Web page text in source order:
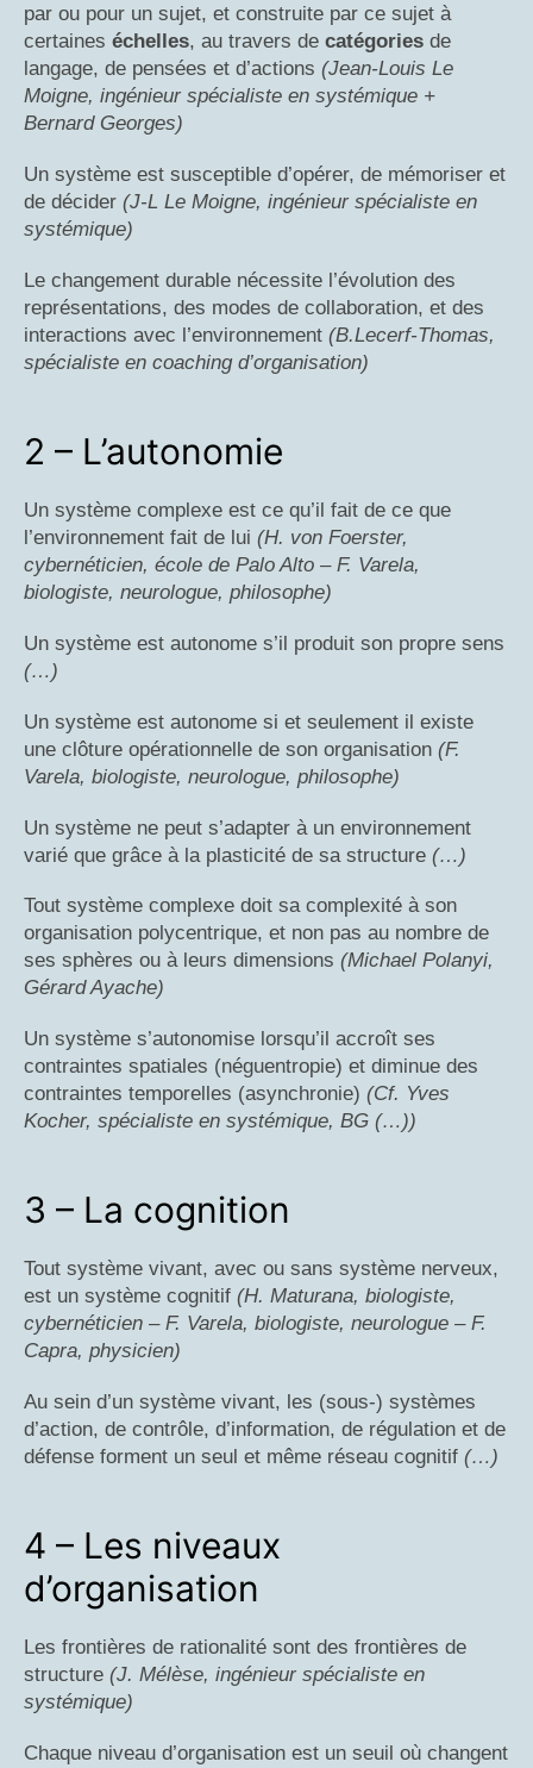
par ou pour un sujet, et construite par ce sujet à
certaines échelles, au travers de catégories de
langage, de pensées et d’actions (Jean-Louis Le
Moigne, ingénieur spécialiste en systémique +
Bernard Georges)
Un système est susceptible d’opérer, de mémoriser et
de décider (J-L Le Moigne, ingénieur spécialiste en
systémique)
Le changement durable nécessite l’évolution des
représentations, des modes de collaboration, et des
interactions avec l’environnement (B.Lecerf-Thomas,
spécialiste en coaching d’organisation)
2 – L’autonomie
Un système complexe est ce qu’il fait de ce que
l’environnement fait de lui (H. von Foerster,
cybernéticien, école de Palo Alto – F. Varela,
biologiste, neurologue, philosophe)
Un système est autonome s’il produit son propre sens
(…)
Un système est autonome si et seulement il existe
une clôture opérationnelle de son organisation (F.
Varela, biologiste, neurologue, philosophe)
Un système ne peut s’adapter à un environnement
varié que grâce à la plasticité de sa structure (…)
Tout système complexe doit sa complexité à son
organisation polycentrique, et non pas au nombre de
ses sphères ou à leurs dimensions (Michael Polanyi,
Gérard Ayache)
Un système s’autonomise lorsqu’il accroît ses
contraintes spatiales (néguentropie) et diminue des
contraintes temporelles (asynchronie) (Cf. Yves
Kocher, spécialiste en systémique, BG (…))
3 – La cognition
Tout système vivant, avec ou sans système nerveux,
est un système cognitif (H. Maturana, biologiste,
cybernéticien – F. Varela, biologiste, neurologue – F.
Capra, physicien)
Au sein d’un système vivant, les (sous-) systèmes
d’action, de contrôle, d’information, de régulation et de
défense forment un seul et même réseau cognitif (…)
4 – Les niveaux
d’organisation
Les frontières de rationalité sont des frontières de
structure (J. Mélèse, ingénieur spécialiste en
systémique)
Chaque niveau d’organisation est un seuil où changent